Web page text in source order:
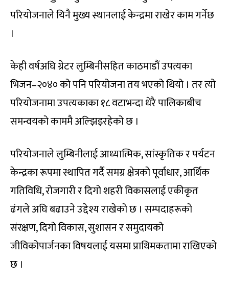
परियोजनाले यिनै मुख्य स्थानलाई केन्द्रमा राखेर काम गर्नेछ
।
केही वर्षअघि ग्रेटर लुम्बिनीसहित काठमाडौं उपत्यका
भिजन–२०४० को पनि परियोजना तय भएको थियो । तर त्यो
परियोजनामा उपत्यकाका १८ वटाभन्दा धेरै पालिकाबीच
समन्वयको काममै अल्झिइरहेको छ ।
परियोजनाले लुम्बिनीलाई आध्यात्मिक, सांस्कृतिक र पर्यटन
केन्द्रका रूपमा स्थापित गर्दै समग्र क्षेत्रको पूर्वाधार, आर्थिक
गतिविधि, रोजगारी र दिगो शहरी विकासलाई एकीकृत
ढंगले अघि बढाउने उद्देश्य राखेको छ । सम्पदाहरूको
संरक्षण, दिगो विकास, सुशासन र समुदायको
जीविकोपार्जनका विषयलाई यसमा प्राथिमकतामा राखिएको
छ ।